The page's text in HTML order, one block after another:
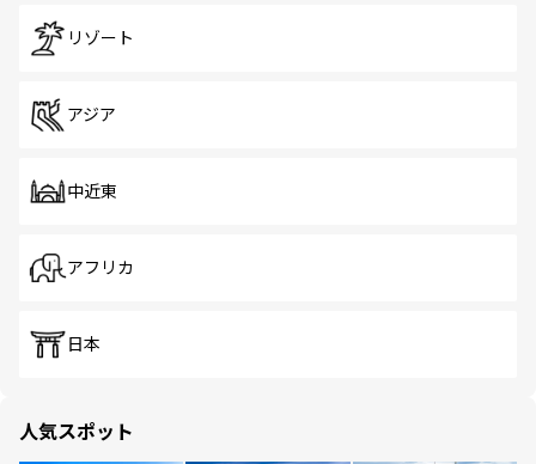
リゾート
アジア
中近東
アフリカ
日本
人気スポット